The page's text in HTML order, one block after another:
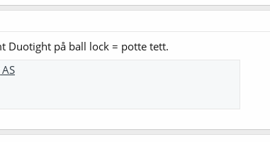
Duotight på ball lock = potte tett.